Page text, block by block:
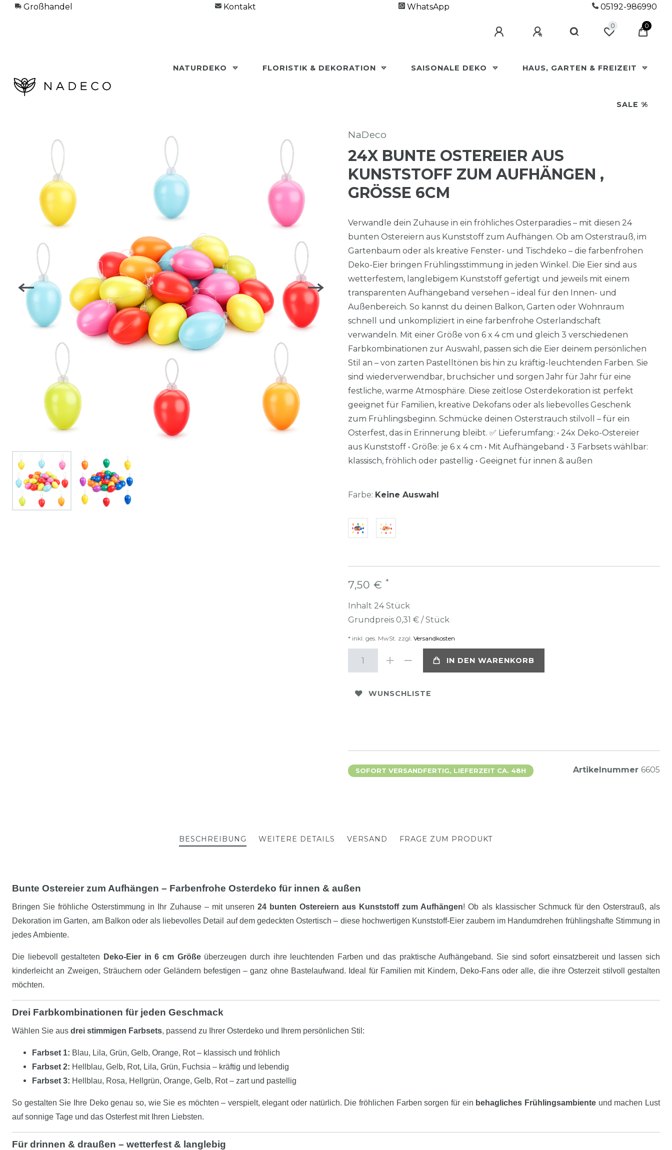
Großhandel Kontakt WhatsApp 05192-986990
0 0
NATURDEKO FLORISTIK & DEKORATION SAISONALE DEKO HAUS, GARTEN & FREIZEIT
SALE %
NaDeco
24X BUNTE OSTEREIER AUS
KUNSTSTOFF ZUM AUFHÄNGEN ,
GRÖSSE 6CM
Verwandle dein Zuhause in ein fröhliches Osterparadies – mit diesen 24
bunten Ostereiern aus Kunststoff zum Aufhängen. Ob am Osterstrauß, im
Gartenbaum oder als kreative Fenster- und Tischdeko – die farbenfrohen
Deko-Eier bringen Frühlingsstimmung in jeden Winkel. Die Eier sind aus
wetterfestem, langlebigem Kunststoff gefertigt und jeweils mit einem
transparenten Aufhängeband versehen – ideal für den Innen- und
Außenbereich. So kannst du deinen Balkon, Garten oder Wohnraum
schnell und unkompliziert in eine farbenfrohe Osterlandschaft
verwandeln. Mit einer Größe von 6 x 4 cm und gleich 3 verschiedenen
Farbkombinationen zur Auswahl, passen sich die Eier deinem persönlichen
Stil an – von zarten Pastelltönen bis hin zu kräftig-leuchtenden Farben. Sie
sind wiederverwendbar, bruchsicher und sorgen Jahr für Jahr für eine
festliche, warme Atmosphäre. Diese zeitlose Osterdekoration ist perfekt
geeignet für Familien, kreative Dekofans oder als liebevolles Geschenk
zum Frühlingsbeginn. Schmücke deinen Osterstrauch stilvoll – für ein
Osterfest, das in Erinnerung bleibt. ✅ Lieferumfang: • 24x Deko-Ostereier
aus Kunststoff • Größe: je 6 x 4 cm • Mit Aufhängeband • 3 Farbsets wählbar:
klassisch, fröhlich oder pastellig • Geeignet für innen & außen
Farbe: Keine Auswahl
7,50 € *
Inhalt 24Stück
Grundpreis 0,31 € / Stück
* inkl. ges. MwSt. zzgl. Versandkosten
IN DEN WARENKORB
WUNSCHLISTE
SOFORT VERSANDFERTIG, LIEFERZEIT CA. 48H Artikelnummer 6605
BESCHREIBUNG WEITERE DETAILS VERSAND FRAGE ZUM PRODUKT
Bunte Ostereier zum Aufhängen – Farbenfrohe Osterdeko für innen & außen
Bringen Sie fröhliche Osterstimmung in Ihr Zuhause – mit unseren 24 bunten Ostereiern aus Kunststoff zum Aufhängen! Ob als klassischer Schmuck für den Osterstrauß, als
Dekoration im Garten, am Balkon oder als liebevolles Detail auf dem gedeckten Ostertisch – diese hochwertigen Kunststoff-Eier zaubern im Handumdrehen frühlingshafte Stimmung in
jedes Ambiente.
Die liebevoll gestalteten Deko-Eier in 6 cm Größeüberzeugen durch ihre leuchtenden Farben und das praktische Aufhängeband. Sie sind sofort einsatzbereit und lassen sich
kinderleicht an Zweigen, Sträuchern oder Geländern befestigen – ganz ohne Bastelaufwand. Ideal für Familien mit Kindern, Deko-Fans oder alle, die ihre Osterzeit stilvoll gestalten
möchten.
Drei Farbkombinationen für jeden Geschmack
Wählen Sie aus drei stimmigen Farbsets, passend zu Ihrer Osterdeko und Ihrem persönlichen Stil:
Farbset 1: Blau, Lila, Grün, Gelb, Orange, Rot – klassisch und fröhlich
Farbset 2: Hellblau, Gelb, Rot, Lila, Grün, Fuchsia – kräftig und lebendig
Farbset 3: Hellblau, Rosa, Hellgrün, Orange, Gelb, Rot – zart und pastellig
So gestalten Sie Ihre Deko genau so, wie Sie es möchten – verspielt, elegant oder natürlich. Die fröhlichen Farben sorgen für ein behagliches Frühlingsambiente und machen Lust
auf sonnige Tage und das Osterfest mit Ihren Liebsten.
Für drinnen & draußen – wetterfest & langlebig